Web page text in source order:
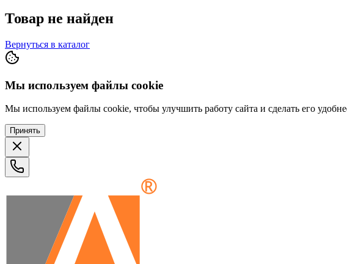
Товар не найден
Вернуться в каталог
Мы используем файлы cookie
Мы используем файлы cookie, чтобы улучшить работу сайта и сделать его
Принять